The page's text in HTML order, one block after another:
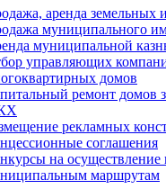
аренда земельных
муниципального
муниципальной
управляющих
домов
ремонт домов
рекламных
соглашения
на осуществление
маршрутам